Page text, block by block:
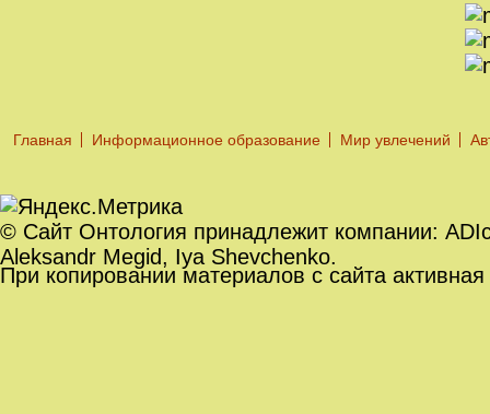
Главная Информационное образование Мир увлечений
© Сайт Онтология принадлежит компании:
Aleksandr Megid, Iya Shevchenko.
При копировании материалов с сайта